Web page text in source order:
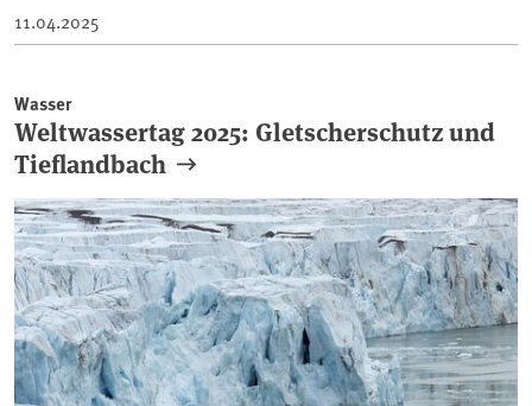
11.04.2025
Wasser
Weltwassertag 2025: Gletscherschutz und
Tieflandbach